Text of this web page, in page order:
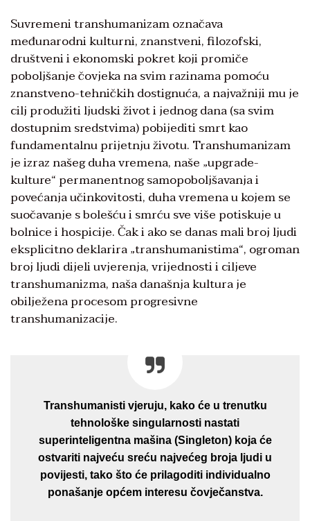
Suvremeni transhumanizam označava
međunarodni kulturni, znanstveni, filozofski,
društveni i ekonomski pokret koji promiče
poboljšanje čovjeka na svim razinama pomoću
znanstveno-tehničkih dostignuća, a najvažniji mu je
cilj produžiti ljudski život i jednog dana (sa svim
dostupnim sredstvima) pobijediti smrt kao
fundamentalnu prijetnju životu. Transhumanizam
je izraz našeg duha vremena, naše „upgrade-
kulture“ permanentnog samopoboljšavanja i
povećanja učinkovitosti, duha vremena u kojem se
suočavanje s bolešću i smrću sve više potiskuje u
bolnice i hospicije. Čak i ako se danas mali broj ljudi
eksplicitno deklarira „transhumanistima“, ogroman
broj ljudi dijeli uvjerenja, vrijednosti i ciljeve
transhumanizma, naša današnja kultura je
obilježena procesom progresivne
transhumanizacije.
Transhumanisti vjeruju, kako će u trenutku
tehnološke singularnosti nastati
superinteligentna mašina (Singleton) koja će
ostvariti najveću sreću najvećeg broja ljudi u
povijesti, tako što će prilagoditi individualno
ponašanje općem interesu čovječanstva.